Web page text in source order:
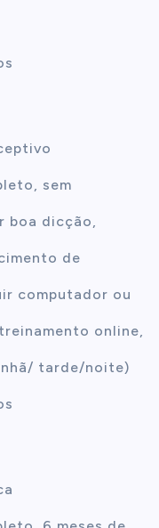
sem
boa dicção,
de
computador ou
online,
tarde/noite)